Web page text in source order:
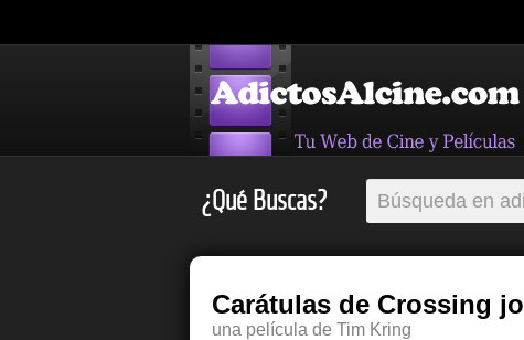
¿Qué Buscas?
Carátulas de Crossing
una película de Tim Kring